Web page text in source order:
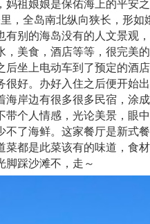
祖娘娘是保佑海上的平安
，全岛南北纵向狭长，形
别的海岛没有的人文景观
美食，酒店等等，很完美
坐上电动车到了预定的酒
好。办好入住之后便开始
海岸边有很多很多民宿，涂
带个人情感，光论美景，眼
了海鲜。这家餐厅是新式
都是此菜该有的味道，食
脚踩沙滩不，走～